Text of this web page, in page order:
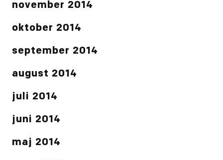
november 2014
oktober 2014
september 2014
august 2014
juli 2014
juni 2014
maj 2014